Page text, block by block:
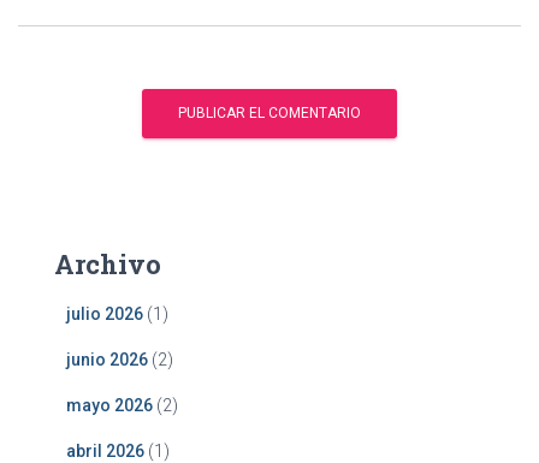
Archivo
julio 2026 (1)
junio 2026 (2)
mayo 2026 (2)
abril 2026 (1)